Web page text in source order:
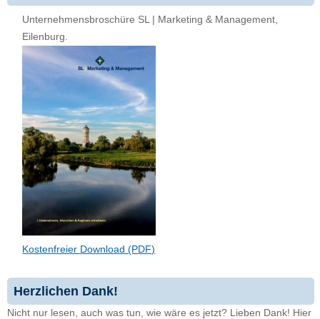
Unternehmensbroschüre SL | Marketing & Management,
Eilenburg.
Kostenfreier Download (PDF)
Herzlichen Dank!
Nicht nur lesen, auch was tun, wie wäre es jetzt? Lieben Dank! Hier